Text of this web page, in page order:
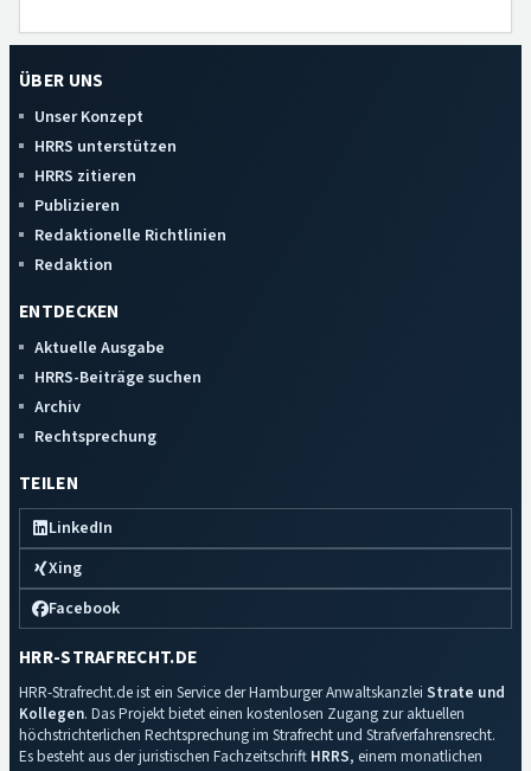
ÜBER UNS
Unser Konzept
HRRS unterstützen
HRRS zitieren
Publizieren
Redaktionelle Richtlinien
Redaktion
ENTDECKEN
Aktuelle Ausgabe
HRRS-Beiträge suchen
Archiv
Rechtsprechung
TEILEN
LinkedIn
Xing
Facebook
HRR-STRAFRECHT.DE
HRR-Strafrecht.de ist ein Service der Hamburger Anwaltskanzlei Strate und
Kollegen. Das Projekt bietet einen kostenlosen Zugang zur aktuellen
höchstrichterlichen Rechtsprechung im Strafrecht und Strafverfahrensrecht.
Es besteht aus der juristischen Fachzeitschrift HRRS, einem monatlichen